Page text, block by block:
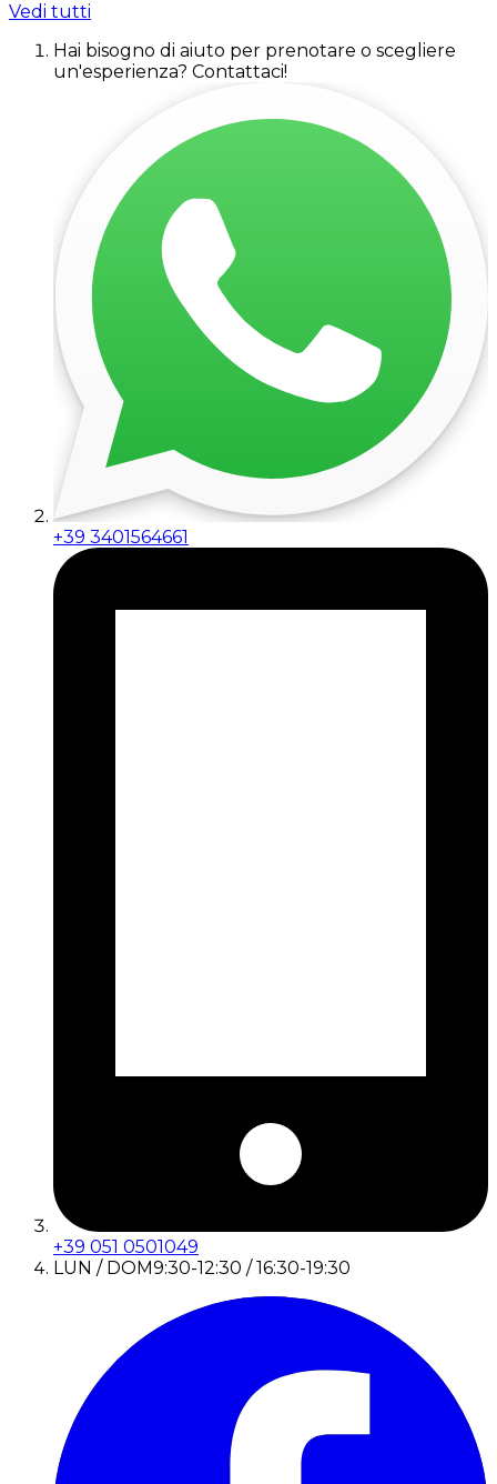
Vedi tutti
Hai bisogno di aiuto per prenotare o scegliere
un'esperienza? Contattaci!
+39 3401564661
+39 051 0501049
LUN / DOM9:30-12:30 / 16:30-19:30